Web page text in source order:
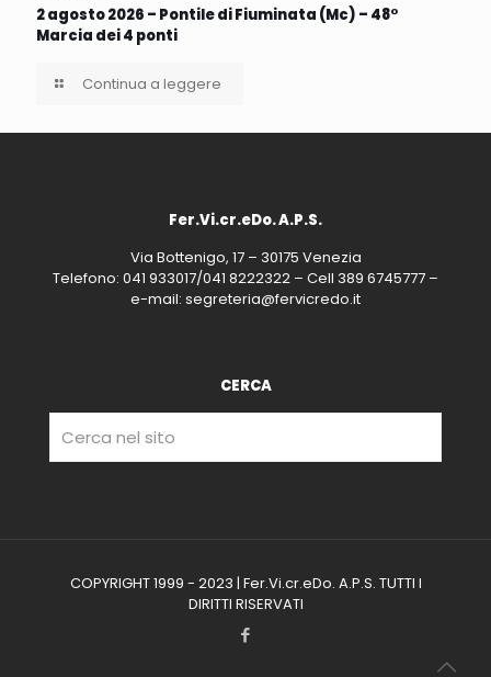
2 agosto 2026 – Pontile di Fiuminata (Mc) – 48°
Marcia dei 4 ponti
Continua a leggere
Fer.Vi.cr.eDo. A.P.S.
Via Bottenigo, 17 – 30175 Venezia
Telefono: 041 933017/041 8222322 – Cell 389 6745777 –
e-mail: segreteria@fervicredo.it
CERCA
COPYRIGHT 1999 - 2023 | Fer.Vi.cr.eDo. A.P.S. TUTTI I
DIRITTI RISERVATI